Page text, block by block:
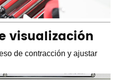
visualización
de contracción y ajustar